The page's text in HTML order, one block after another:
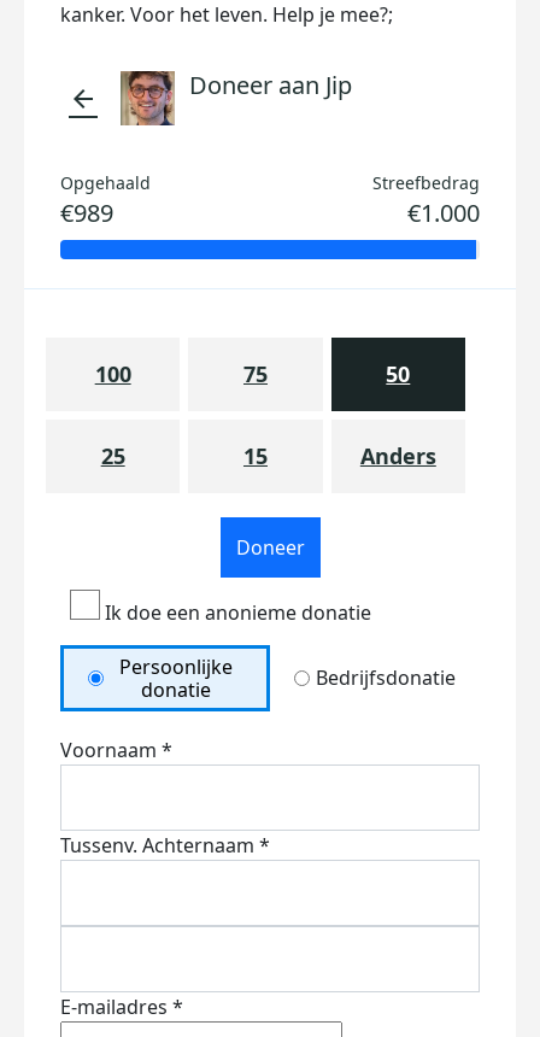
kanker. Voor het leven. Help je mee?;
arrow_back Doneer aan Jip
Opgehaald
€989
Streefbedrag
€1.000
100 75 50
25 15 Anders
Doneer
Ik doe een anonieme donatie
Persoonlijke
donatie
Bedrijfsdonatie
Voornaam *
Tussenv. Achternaam *
E-mailadres *